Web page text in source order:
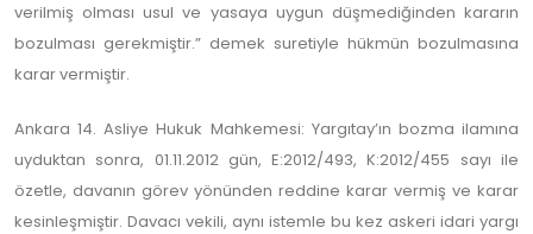
verilmiş olması usul ve yasaya uygun düşmediğinden kararın
bozulması gerekmiştir.” demek suretiyle hükmün bozulmasına
karar vermiştir.
Ankara 14. Asliye Hukuk Mahkemesi: Yargıtay’ın bozma ilamına
uyduktan sonra, 01.11.2012 gün, E:2012/493, K:2012/455 sayı ile
özetle, davanın görev yönünden reddine karar vermiş ve karar
kesinleşmiştir. Davacı vekili, aynı istemle bu kez askeri idari yargı